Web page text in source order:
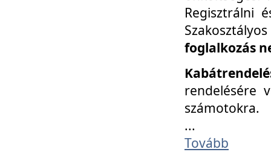
Regisztrálni
foglalkozás
rendelésére
számotokra.
...
Tovább